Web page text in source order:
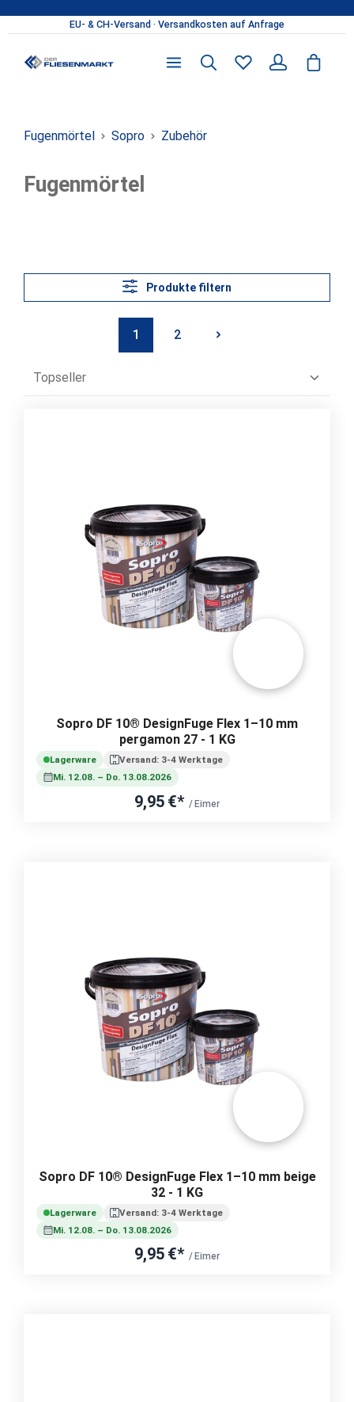
Zum Hauptinhalt springen
Du hast 0 Produkte
Zubehör
Sopro
Fugenmörtel
Fugenmörtel
Produkte filtern
Seite
1
Seite
2
Sopro DF 10® DesignFuge Flex 1–10 mm
pergamon 27 - 1 KG
Lagerware
Versand: 3-4 Werktage
Mi. 12.08. – Do. 13.08.2026
9,95 €* / Eimer
Sopro DF 10® DesignFuge Flex 1–10 mm beige
32 - 1 KG
Lagerware
Versand: 3-4 Werktage
Mi. 12.08. – Do. 13.08.2026
9,95 €* / Eimer